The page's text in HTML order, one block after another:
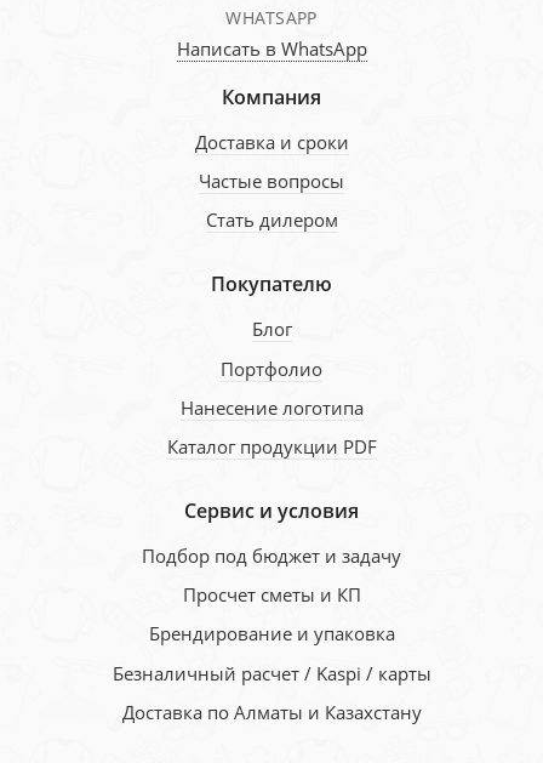
WHATSAPP
Написать в WhatsApp
Компания
Доставка и сроки
Частые вопросы
Стать дилером
Покупателю
Блог
Портфолио
Нанесение логотипа
Каталог продукции PDF
Сервис и условия
Подбор под бюджет и задачу
Просчет сметы и КП
Брендирование и упаковка
Безналичный расчет / Kaspi / карты
Доставка по Алматы и Казахстану